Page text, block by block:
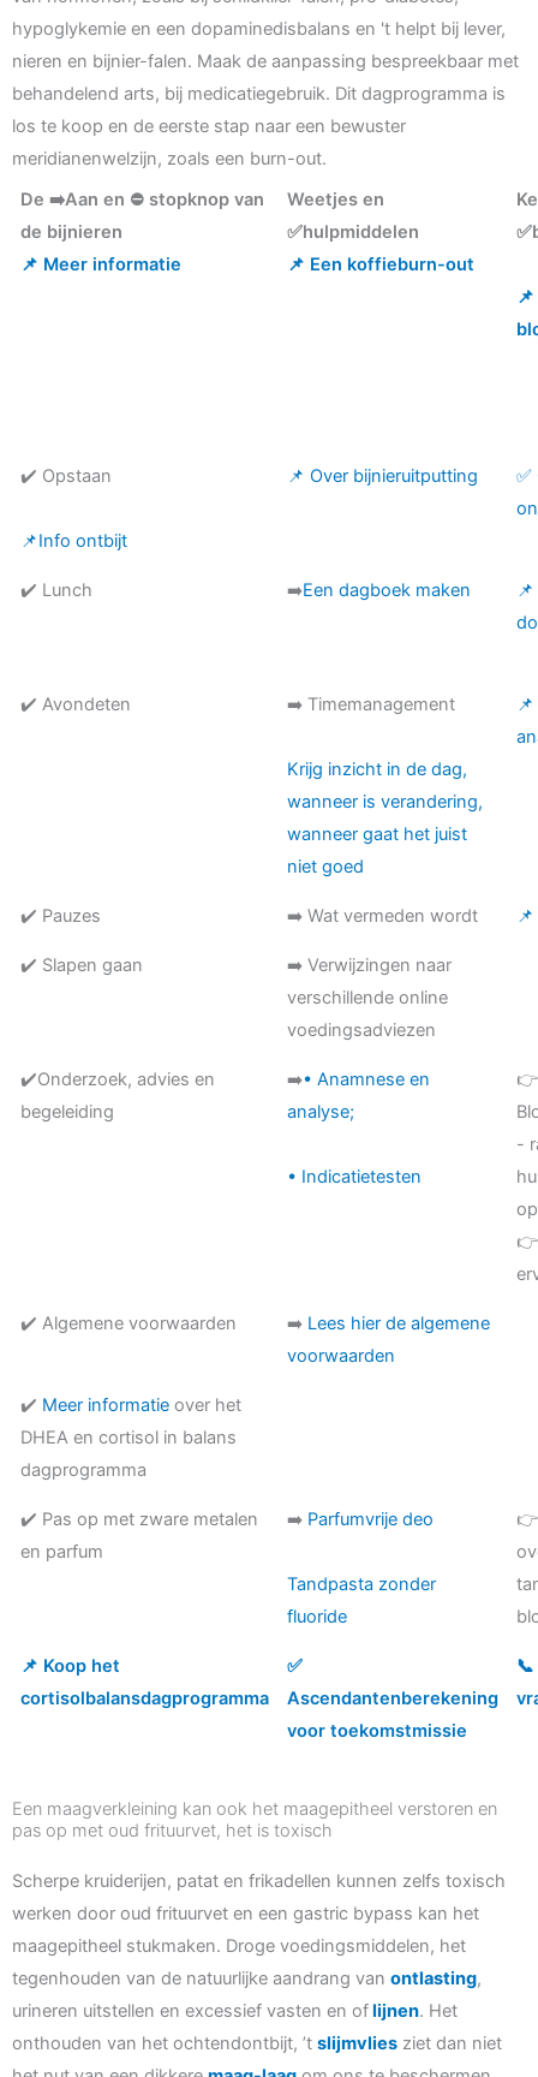
hypoglykemie en een dopaminedisbalans en 't helpt bij lever,
nieren en bijnier-falen. Maak de aanpassing bespreekbaar met
behandelend arts, bij medicatiegebruik. Dit dagprogramma is
los te koop en de eerste stap naar een bewuster
meridianenwelzijn, zoals een burn-out.
De ➡️Aan en ⛔ stopknop van
de bijnieren
📌 Meer informatie
Weetjes en
✅hulpmiddelen
📌 Een koffieburn-out
✔️ Opstaan
📌Info ontbijt
📌 Over bijnieruitputting
✅
✔️ Lunch ➡️Een dagboek maken
✔️ Avondeten ➡️ Timemanagement
Krijg inzicht in de dag,
wanneer is verandering,
wanneer gaat het juist
niet goed
✔️ Pauzes ➡️ Wat vermeden wordt
✔️ Slapen gaan
➡️ Verwijzingen naar
verschillende online
voedingsadviezen
✔️Onderzoek, advies en
begeleiding
➡️• Anamnese en
analyse;
• Indicatietesten
👉
-
✔️ Algemene voorwaarden ➡️ Lees hier de algemene
voorwaarden
✔️ Meer informatieover het
DHEA en cortisol in balans
dagprogramma
✔️ Pas op met zware metalen
en parfum
➡️ Parfumvrije deo
Tandpasta zonder
fluoride
📌 Koop het
cortisolbalansdagprogramma
✅
Ascendantenberekening
voor toekomstmissie
Een maagverkleining kan ook het maagepitheel verstoren en
pas op met oud frituurvet, het is toxisch
Scherpe kruiderijen, patat en frikadellen kunnen zelfs toxisch
werken door oud frituurvet en een gastric bypass kan het
maagepitheel stukmaken. Droge voedingsmiddelen, het
tegenhouden van de natuurlijke aandrang van ontlasting,
urineren uitstellen en excessief vasten en oflijnen. Het
onthouden van het ochtendontbijt, ’t slijmvlies ziet dan niet